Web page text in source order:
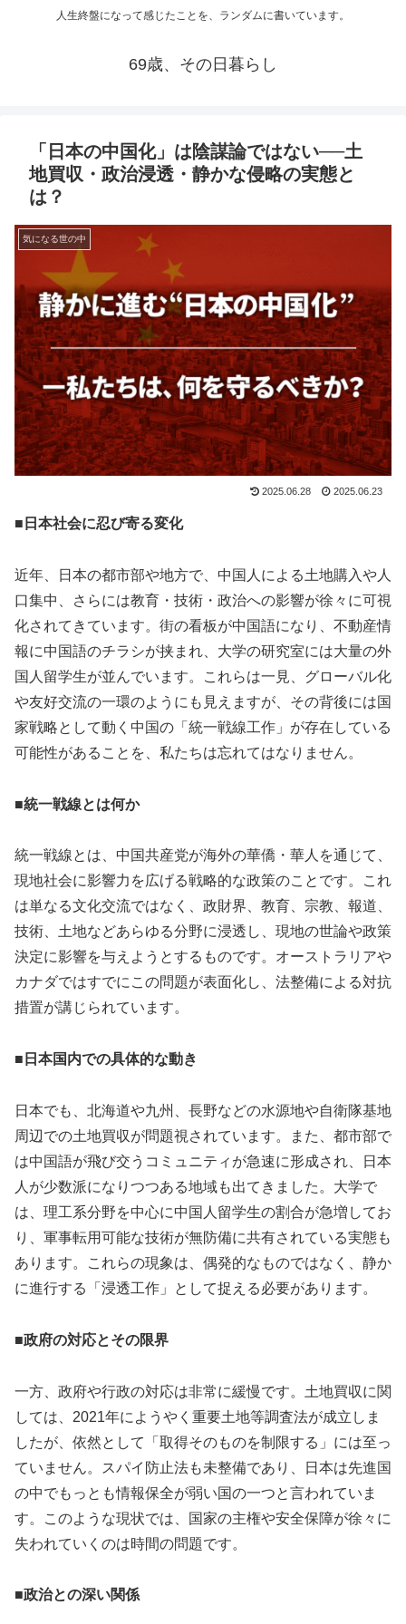
人生終盤になって感じたことを、ランダムに書いています。
69歳、その日暮らし
「日本の中国化」は陰謀論ではない──土
地買収・政治浸透・静かな侵略の実態と
は？
気になる世の中
2025.06.28 2025.06.23
■日本社会に忍び寄る変化
近年、日本の都市部や地方で、中国人による土地購入や人
口集中、さらには教育・技術・政治への影響が徐々に可視
化されてきています。街の看板が中国語になり、不動産情
報に中国語のチラシが挟まれ、大学の研究室には大量の外
国人留学生が並んでいます。これらは一見、グローバル化
や友好交流の一環のようにも見えますが、その背後には国
家戦略として動く中国の「統一戦線工作」が存在している
可能性があることを、私たちは忘れてはなりません。
■統一戦線とは何か
統一戦線とは、中国共産党が海外の華僑・華人を通じて、
現地社会に影響力を広げる戦略的な政策のことです。これ
は単なる文化交流ではなく、政財界、教育、宗教、報道、
技術、土地などあらゆる分野に浸透し、現地の世論や政策
決定に影響を与えようとするものです。オーストラリアや
カナダではすでにこの問題が表面化し、法整備による対抗
措置が講じられています。
■日本国内での具体的な動き
日本でも、北海道や九州、長野などの水源地や自衛隊基地
周辺での土地買収が問題視されています。また、都市部で
は中国語が飛び交うコミュニティが急速に形成され、日本
人が少数派になりつつある地域も出てきました。大学で
は、理工系分野を中心に中国人留学生の割合が急増してお
り、軍事転用可能な技術が無防備に共有されている実態も
あります。これらの現象は、偶発的なものではなく、静か
に進行する「浸透工作」として捉える必要があります。
■政府の対応とその限界
一方、政府や行政の対応は非常に緩慢です。土地買収に関
しては、2021年にようやく重要土地等調査法が成立しま
したが、依然として「取得そのものを制限する」には至っ
ていません。スパイ防止法も未整備であり、日本は先進国
の中でもっとも情報保全が弱い国の一つと言われていま
す。このような現状では、国家の主権や安全保障が徐々に
失われていくのは時間の問題です。
■政治との深い関係